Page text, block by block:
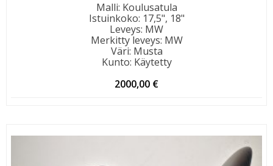
Malli: Koulusatula
Istuinkoko: 17,5", 18"
Leveys: MW
Merkitty leveys: MW
Väri: Musta
Kunto: Käytetty
2000,00 €